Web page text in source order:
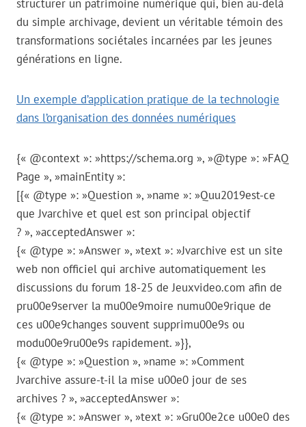
structurer un patrimoine numérique qui, bien au-delà
du simple archivage, devient un véritable témoin des
transformations sociétales incarnées par les jeunes
générations en ligne.
Un exemple d’application pratique de la technologie
dans l’organisation des données numériques
{« @context »: »https://schema.org », »@type »: »FAQ
Page », »mainEntity »:
[{« @type »: »Question », »name »: »Quu2019est-ce
que Jvarchive et quel est son principal objectif
? », »acceptedAnswer »:
{« @type »: »Answer », »text »: »Jvarchive est un site
web non officiel qui archive automatiquement les
discussions du forum 18-25 de Jeuxvideo.com afin de
pru00e9server la mu00e9moire numu00e9rique de
ces u00e9changes souvent supprimu00e9s ou
modu00e9ru00e9s rapidement. »}},
{« @type »: »Question », »name »: »Comment
Jvarchive assure-t-il la mise u00e0 jour de ses
archives ? », »acceptedAnswer »:
{« @type »: »Answer », »text »: »Gru00e2ce u00e0 des